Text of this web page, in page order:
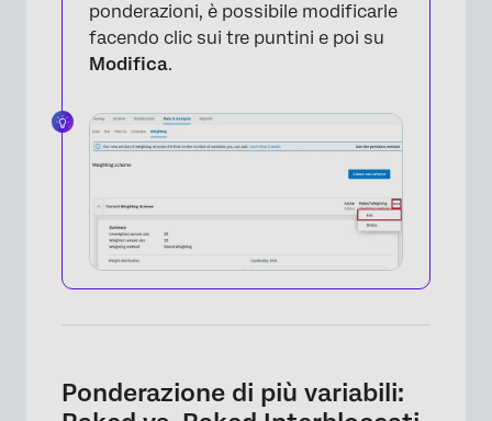
ponderazioni, è possibile modificarle
facendo clic sui tre puntini e poi su
Modifica.
Ponderazione di più variabili: